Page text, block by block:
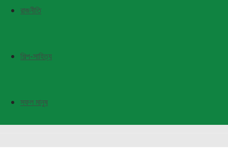
রাজনীতি
শিল্প-সাহিত্য
সফল মানুষ